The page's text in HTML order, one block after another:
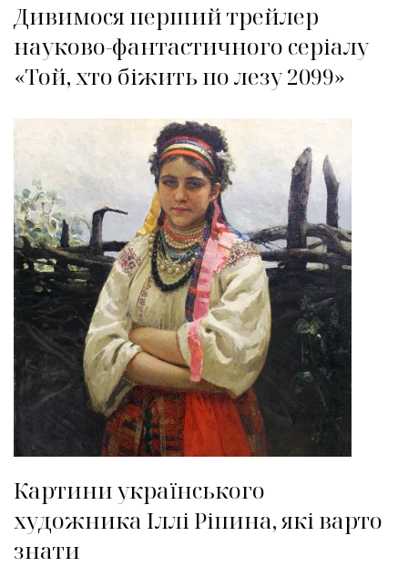
Дивимося перший трейлер
науково-фантастичного серіалу
«Той, хто біжить по лезу 2099»
Картини українського
художника Іллі Ріпина, які варто
знати